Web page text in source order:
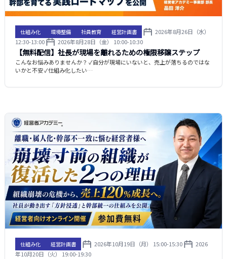
仕組み化 環境整備 社員教育 経営計画書
2026年8月26日（水）
12:30-13:00
2026年8月28日（金） 10:00-10:30
【無料配信】社長が現場を離れるための権限移譲ステップ
こんなお悩みありませんか？ ✓自分が現場にいないと、売上が落ちるのではな
いかと不安 ✓仕組み化したい…
仕組み化 経営計画書 2026年10月19日（月） 15:00-15:30
2026
年10月20日（火） 19:00-19:30